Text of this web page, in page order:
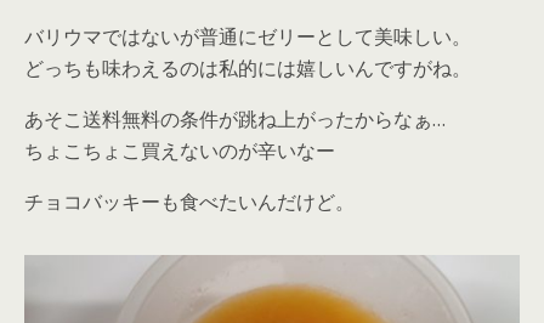
バリウマではないが普通にゼリーとして美味しい。
どっちも味わえるのは私的には嬉しいんですがね。
あそこ送料無料の条件が跳ね上がったからなぁ…
ちょこちょこ買えないのが辛いなー
チョコバッキーも食べたいんだけど。